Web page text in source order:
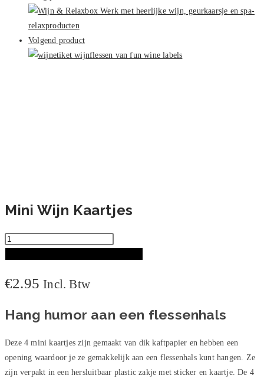
Volgend product
Mini Wijn Kaartjes
Mini
aantal
€2.95 Incl. Btw
Hang humor aan een flessenhals
Deze 4 mini kaartjes zijn gemaakt van dik kaftpapier en hebben een
opening waardoor je ze gemakkelijk aan een flessenhals kunt hangen. Ze
zijn verpakt in een hersluitbaar plastic zakje met sticker en kaartje. De 4